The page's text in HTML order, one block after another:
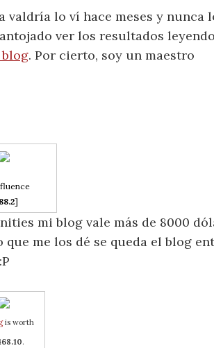
valdría lo ví hace meses y nunca
ver los resultados
. Por cierto, soy un maestro
]
mi blog vale más de 8000
que me los dé se queda el blog
:P
is worth
.